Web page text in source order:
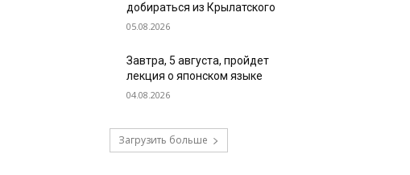
добираться из Крылатского
05.08.2026
Завтра, 5 августа, пройдет
лекция о японском языке
04.08.2026
Загрузить больше